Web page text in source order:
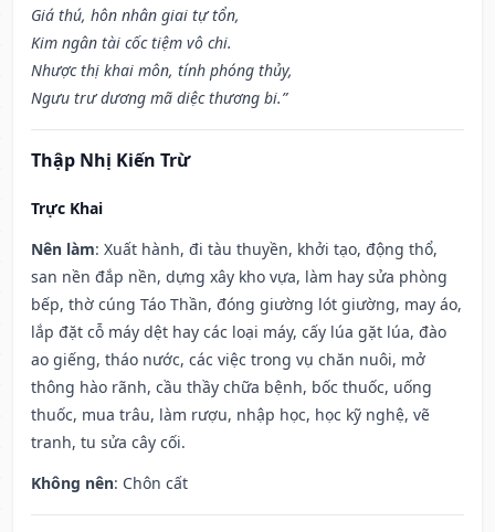
Giá thú, hôn nhân giai tự tổn,
Kim ngân tài cốc tiệm vô chi.
Nhược thị khai môn, tính phóng thủy,
Ngưu trư dương mã diệc thương bi.”
Thập Nhị Kiến Trừ
Trực Khai
Nên làm: Xuất hành, đi tàu thuyền, khởi tạo, động thổ,
san nền đắp nền, dựng xây kho vựa, làm hay sửa phòng
bếp, thờ cúng Táo Thần, đóng giường lót giường, may áo,
lắp đặt cỗ máy dệt hay các loại máy, cấy lúa gặt lúa, đào
ao giếng, tháo nước, các việc trong vụ chăn nuôi, mở
thông hào rãnh, cầu thầy chữa bệnh, bốc thuốc, uống
thuốc, mua trâu, làm rượu, nhập học, học kỹ nghệ, vẽ
tranh, tu sửa cây cối.
Không nên: Chôn cất